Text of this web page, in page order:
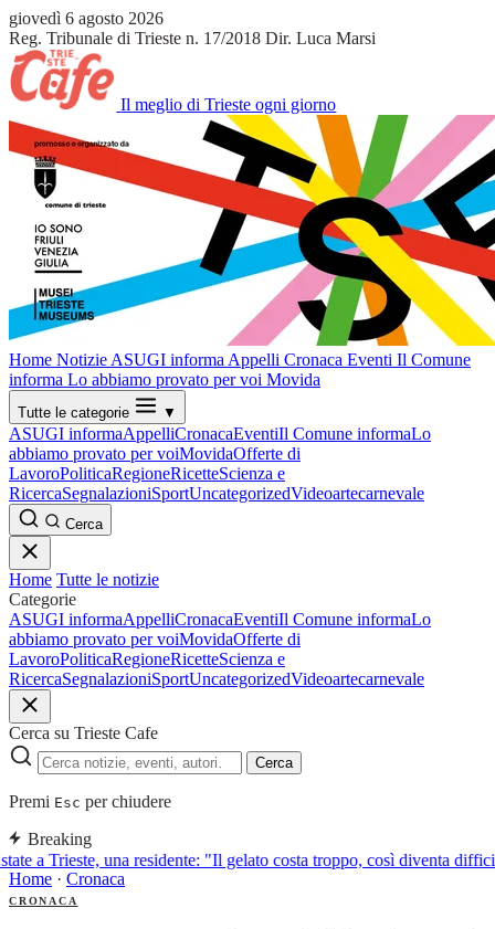
giovedì 6 agosto 2026
Reg. Tribunale di Trieste n. 17/2018 Dir. Luca Marsi
Il meglio di Trieste ogni giorno
Home Notizie ASUGI informa Appelli Cronaca Eventi Il Comune
informa Lo abbiamo provato per voi Movida
Tutte le categorie ▼
ASUGI informaAppelliCronacaEventiIl Comune informaLo
abbiamo provato per voiMovidaOfferte di
LavoroPoliticaRegioneRicetteScienza e
RicercaSegnalazioniSportUncategorizedVideoartecarnevale
Cerca
Home Tutte le notizie
Categorie
ASUGI informaAppelliCronacaEventiIl Comune informaLo
abbiamo provato per voiMovidaOfferte di
LavoroPoliticaRegioneRicetteScienza e
RicercaSegnalazioniSportUncategorizedVideoartecarnevale
Cerca su Trieste Cafe
Cerca
Premi Esc per chiudere
Breaking
a Trieste, una residente: "Il gelato costa troppo, così diventa
Home · Cronaca
CRONACA